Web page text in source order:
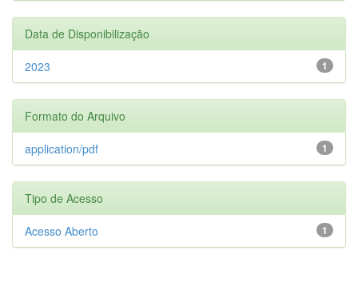
Data de Disponibilização
1
2023
Formato do Arquivo
1
application/pdf
Tipo de Acesso
1
Acesso Aberto